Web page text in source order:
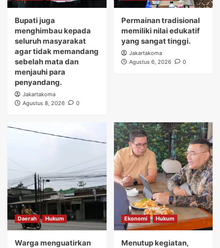
Bupati juga
menghimbau kepada
seluruh masyarakat
agar tidak memandang
sebelah mata dan
menjauhi para
penyandang.
Jakartakoma
Agustus 8, 2026
0
Permainan tradisional
memiliki nilai edukatif
yang sangat tinggi.
Jakartakoma
Agustus 6, 2026
0
Daerah Hukum
Warga menguatirkan
Ekonomi Hukum
Menutup kegiatan,